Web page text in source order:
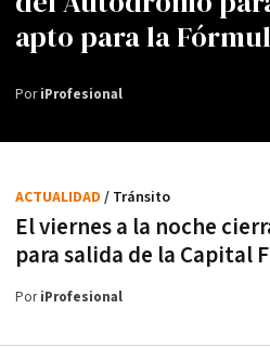
apto para la
PoriProfesional
El viernes a la noche
para salida de la Capital
ACTUALIDAD / Tránsito
PoriProfesional